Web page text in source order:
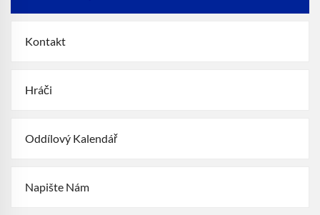
Kontakt
Hráči
Oddílový Kalendář
Napište Nám